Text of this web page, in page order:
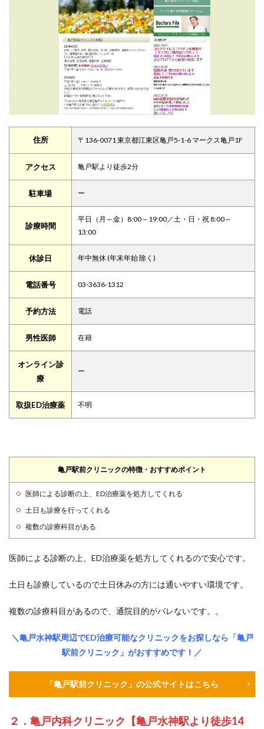
住所 〒136-0071 東京都江東区亀戸5-1-6 マークス亀戸1F
アクセス 亀戸駅より徒歩2分
駐車場 ー
診療時間
平日（月～金）8:00～19:00／土・日・祝 8:00～
13:00
休診日 年中無休 (年末年始 除く)
電話番号 03-3636-1312
予約方法 電話
男性医師 在籍
オンライン診
療
ー
取扱ED治療薬 不明
亀戸駅前クリニックの特徴・おすすめポイント
医師による診断の上、ED治療薬を処方してくれる
土日も診療を行ってくれる
複数の診療科目がある
医師による診断の上、ED治療薬を処方してくれるので安心です。
土日も診療しているので土日休みの方には通いやすい環境です。
複数の診療科目があるので、通院目的がバレないです。。
＼亀戸水神駅周辺でED治療可能なクリニックをお探しなら「亀戸
駅前クリニック」がおすすめです！／
「亀戸駅前クリニック」の公式サイトはこちら
２．亀戸内科クリニック【亀戸水神駅より徒歩14